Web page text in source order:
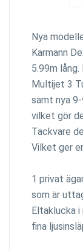
Nya
Karmann
5.99m
Multijet 3
samt nya
vilket gör
Tackvare
Vilket ger
1 privat
som är
Eltaklucka
fina